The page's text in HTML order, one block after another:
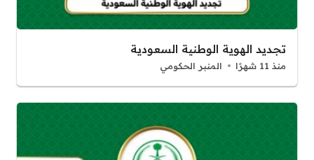
تجديد الهوية الوطنية السعودية
منذ 11 شهرًا المنبر الحكومي